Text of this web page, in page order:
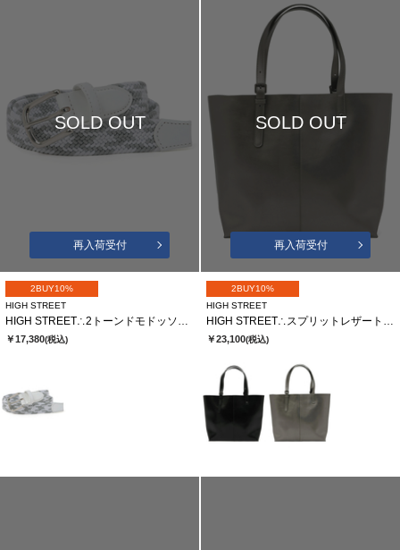
SOLD OUT
再入荷受付
2BUY10%
HIGH STREET
HIGH STREET∴2トーンドモドッソラゴムメッシュベルト
￥17,380(税込)
SOLD OUT
再入荷受付
2BUY10%
HIGH STREET
HIGH STREET∴スプリットレザートートバッグ
￥23,100(税込)